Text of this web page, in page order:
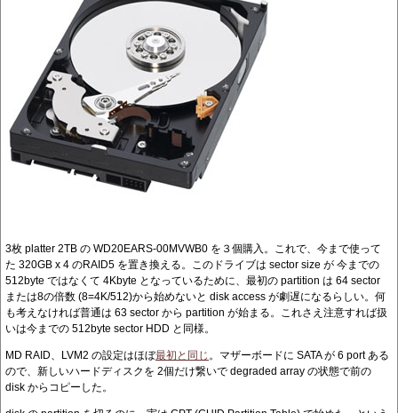
3枚 platter 2TB の WD20EARS-00MVWB0 を３個購入。これで、今まで使って
た 320GB x 4 のRAID5 を置き換える。このドライブは sector size が 今までの
512byte ではなくて 4Kbyte となっているために、最初の partition は 64 sector
または8の倍数 (8=4K/512)から始めないと disk access が劇遅になるらしい。何
も考えなければ普通は 63 sector から partition が始まる。これさえ注意すれば扱
いは今までの 512byte sector HDD と同様。
MD RAID、LVM2 の設定はほぼ最初と同じ 。マザーボードに SATA が 6 port ある
ので、新しいハードディスクを 2個だけ繋いで degraded array の状態で前の
disk からコピーした。